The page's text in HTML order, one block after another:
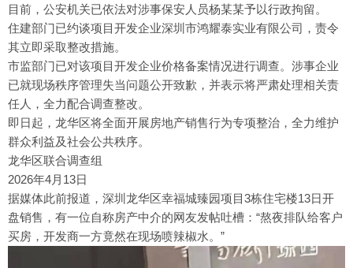
目前，公安机关已依法对涉事保安人员杨某某予以行政拘留。
住建部门已约谈项目开发企业深圳市鸿耀泰实业有限公司，责令
其立即采取整改措施。
市监部门已对该项目开发企业价格备案情况进行调查。涉事企业
已就现场秩序管理失当问题公开致歉，并表示将严肃处理相关责
任人，全力配合调查整改。
即日起，龙华区将全面开展房地产销售行为专项整治，全力维护
群众利益及社会公共秩序。
龙华区联合调查组
2026年4月13日
据媒体此前报道，深圳龙华区幸福城臻园项目3栋住宅楼13日开
盘销售，有一位自称房产中介的网友发帖吐槽：“熬夜排队给客户
买房，开发商一方竟然在现场喷辣椒水。”